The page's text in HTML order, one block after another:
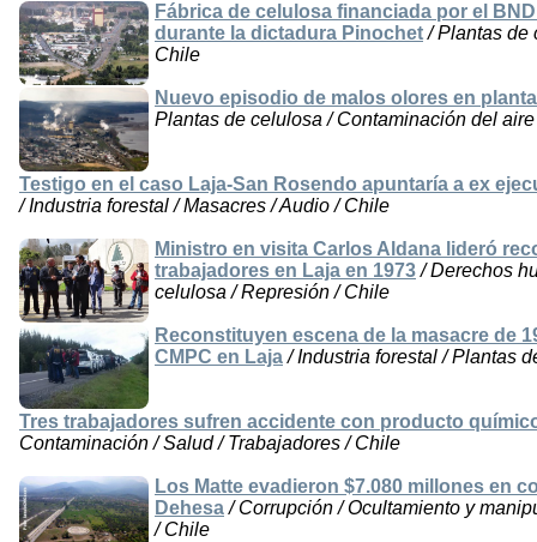
Fábrica de celulosa financiada por el
durante la dictadura Pinochet/ Plantas de
Chile
Nuevo episodio de malos olores en
Plantas de celulosa / Contaminación del
Testigo en el caso Laja-San Rosendo apuntaría a ex
/ Industria forestal / Masacres / Audio / Chile
Ministro en visita Carlos Aldana lideró
trabajadores en Laja en 1973/ Derechos
celulosa / Represión / Chile
Reconstituyen escena de la masacre de
CMPC en Laja/ Industria forestal / Plantas
Tres trabajadores sufren accidente con producto
Contaminación / Salud / Trabajadores / Chile
Los Matte evadieron $7.080 millones en
Dehesa/ Corrupción / Ocultamiento y
/ Chile